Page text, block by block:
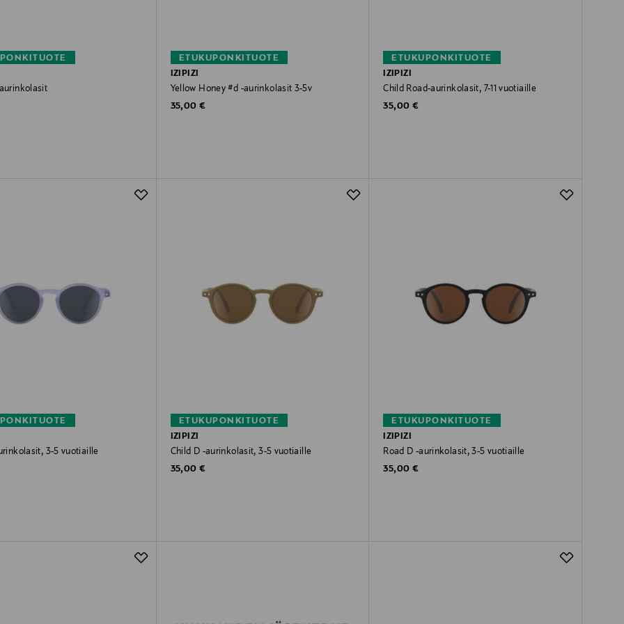
ETUKUPONKITUOTE
IZIPIZI
Yellow Honey #d -aurinkolasit 3-5v
Original Price
35,00 €
ETUKUPONKITUOTE
IZIPIZI
Child Road-aurinkolasit, 7-11 vuotiaille
Original Price
35,00 €
3-5 vuotiaille
ETUKUPONKITUOTE
IZIPIZI
Child D -aurinkolasit, 3-5 vuotiaille
Original Price
35,00 €
ETUKUPONKITUOTE
IZIPIZI
Road D -aurinkolasit, 3-5 vuotiaille
Original Price
35,00 €